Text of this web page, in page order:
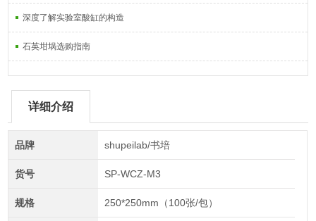
深度了解实验室酸缸的构造
石英坩埚选购指南
详细介绍
品牌 shupeilab/书培
货号 SP-WCZ-M3
规格 250*250mm（100张/包）